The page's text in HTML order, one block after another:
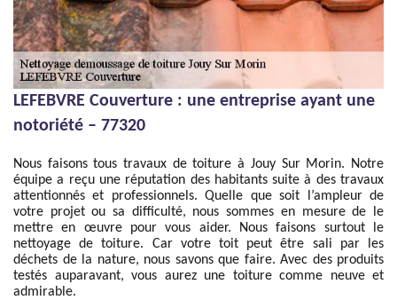
LEFEBVRE Couverture : une entreprise ayant une
notoriété – 77320
Nous faisons tous travaux de toiture à Jouy Sur Morin. Notre
équipe a reçu une réputation des habitants suite à des travaux
attentionnés et professionnels. Quelle que soit l’ampleur de
votre projet ou sa difficulté, nous sommes en mesure de le
mettre en œuvre pour vous aider. Nous faisons surtout le
nettoyage de toiture. Car votre toit peut être sali par les
déchets de la nature, nous savons que faire. Avec des produits
testés auparavant, vous aurez une toiture comme neuve et
admirable.